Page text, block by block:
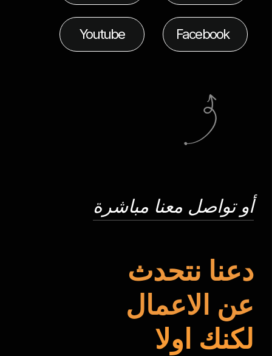
Facebook
Youtube
أو تواصل معنا مباشرة
دعنا نتحدث
عن الاعمال
لكنك اولا